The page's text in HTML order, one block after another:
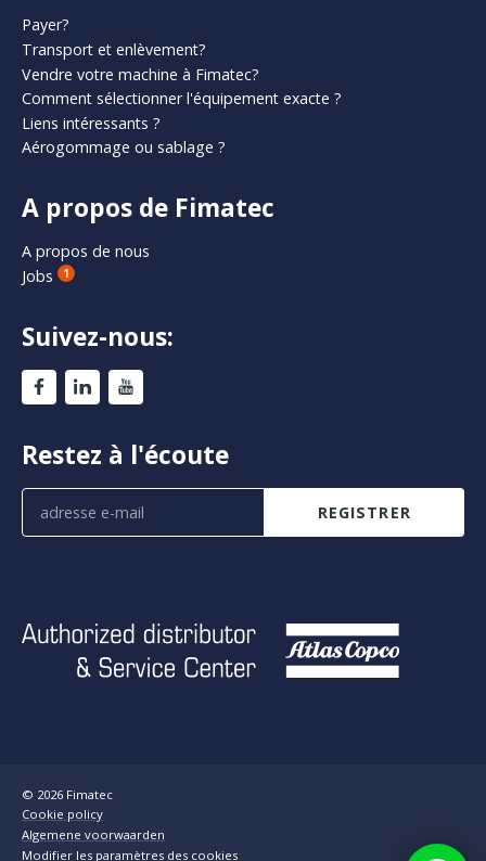
Payer?
Transport et enlèvement?
Vendre votre machine à Fimatec?
Comment sélectionner l'équipement exacte ?
Liens intéressants ?
Aérogommage ou sablage ?
A propos de Fimatec
A propos de nous
Jobs
1
Suivez-nous:
Restez à l'écoute
REGISTRER
© 2026 Fimatec
Cookie policy
Algemene voorwaarden
Modifier les paramètres des cookies